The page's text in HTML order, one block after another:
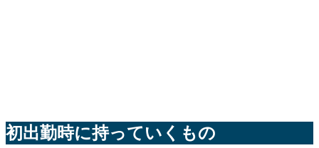
初出勤時に持っていくもの